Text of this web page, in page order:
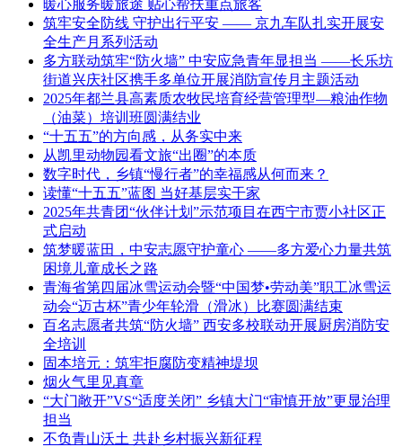
暖心服务暖旅途 贴心帮扶重点旅客
筑牢安全防线 守护出行平安 —— 京九车队扎实开展安
全生产月系列活动
多方联动筑牢“防火墙” 中安应急青年显担当 ——长乐坊
街道兴庆社区携手多单位开展消防宣传月主题活动
2025年都兰县高素质农牧民培育经营管理型—粮油作物
（油菜）培训班圆满结业
“十五五”的方向感，从务实中来
从凯里动物园看文旅“出圈”的本质
数字时代，乡镇“慢行者”的幸福感从何而来？
读懂“十五五”蓝图 当好基层实干家
2025年共青团“伙伴计划”示范项目在西宁市贾小社区正
式启动
筑梦暖蓝田，中安志愿守护童心 ——多方爱心力量共筑
困境儿童成长之路
青海省第四届冰雪运动会暨“中国梦•劳动美”职工冰雪运
动会“迈古杯”青少年轮滑（滑冰）比赛圆满结束
百名志愿者共筑“防火墙” 西安多校联动开展厨房消防安
全培训
固本培元：筑牢拒腐防变精神堤坝
烟火气里见真章
“大门敞开”VS“适度关闭” 乡镇大门“审慎开放”更显治理
担当
不负青山沃土 共赴乡村振兴新征程